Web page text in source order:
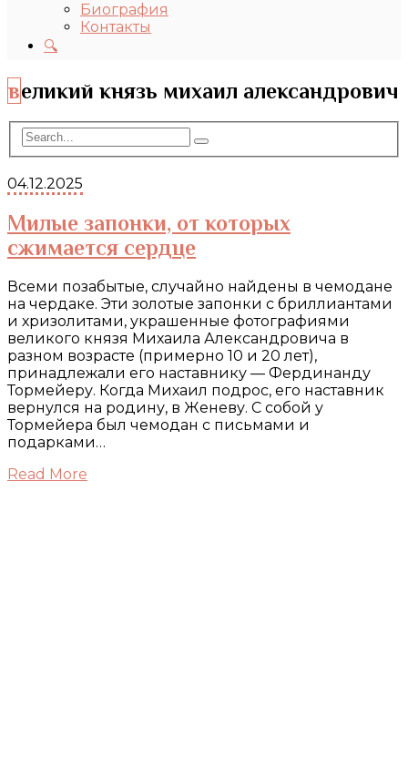
Биография
Контакты
🔍
великий князь михаил александрович
04.12.2025
Милые запонки, от которых
сжимается сердце
Всеми позабытые, случайно найдены в чемодане
на чердаке. Эти золотые запонки с бриллиантами
и хризолитами, украшенные фотографиями
великого князя Михаила Александровича в
разном возрасте (примерно 10 и 20 лет),
принадлежали его наставнику — Фердинанду
Тормейеру. Когда Михаил подрос, его наставник
вернулся на родину, в Женеву. С собой у
Тормейера был чемодан с письмами и
подарками…
Read More